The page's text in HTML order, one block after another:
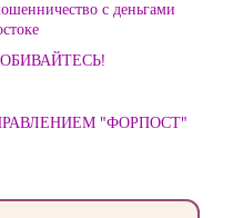
с деньгами
"ФОРПОСТ"